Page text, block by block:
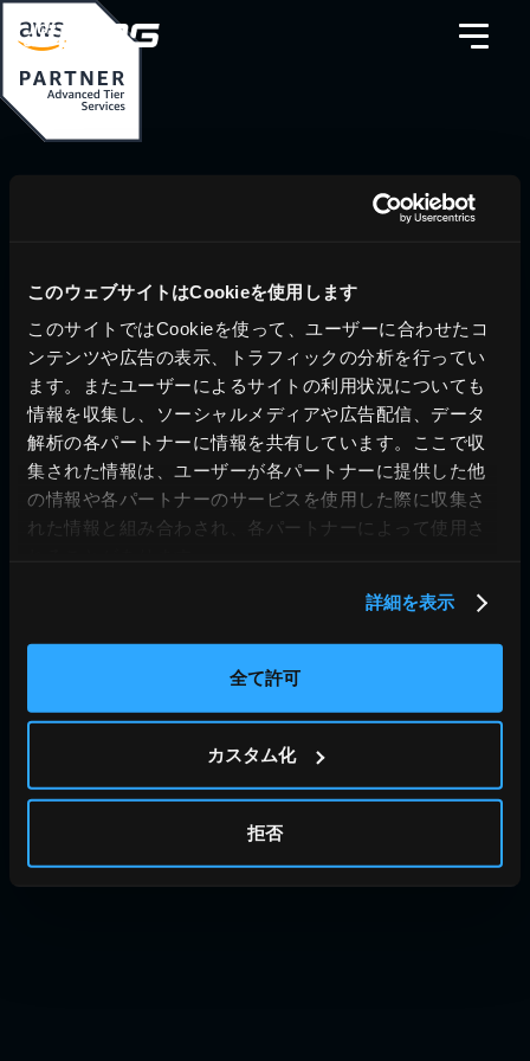
このウェブサイトはCookieを使用します
このサイトではCookieを使って、ユーザーに合わせたコ
ンテンツや広告の表示、トラフィックの分析を行ってい
ます。またユーザーによるサイトの利用状況についても
情報を収集し、ソーシャルメディアや広告配信、データ
解析の各パートナーに情報を共有しています。ここで収
集された情報は、ユーザーが各パートナーに提供した他
の情報や各パートナーのサービスを使用した際に収集さ
れた情報と組み合わされ、各パートナーによって使用さ
詳細を表示
全て許可
カスタム化
拒否
ニュース
ホワイトペーパー
プライバシーポリシー
サイトポリシー
© JIG-SAW INC.